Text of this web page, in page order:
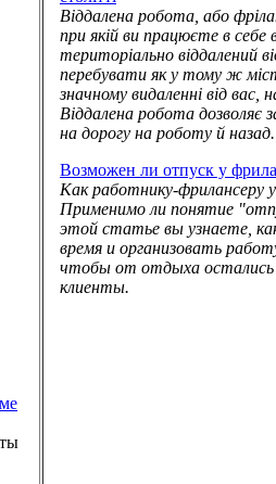
Віддалена робота, або
при якій ви працюєте в
територіально віддалений
перебувати як у тому ж
значному видаленні від вас,
Віддалена робота дозволяє
на дорогу на роботу й назад.
Возможен ли отпуск у
Как работнику-фрилансеру
Применимо ли понятие
этой статье вы узнаете,
время и организовать
чтобы от отдыха
клиенты.